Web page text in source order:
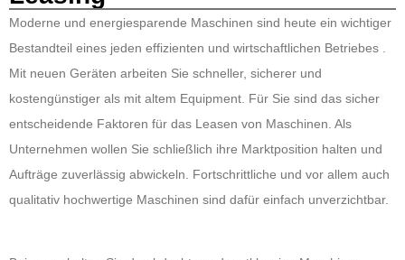
Moderne und energiesparende Maschinen sind heute ein wichtiger
Bestandteil eines jeden effizienten und wirtschaftlichen Betriebes .
Mit neuen Geräten arbeiten Sie schneller, sicherer und
kostengünstiger als mit altem Equipment. Für Sie sind das sicher
entscheidende Faktoren für das Leasen von Maschinen. Als
Unternehmen wollen Sie schließlich ihre Marktposition halten und
Aufträge zuverlässig abwickeln. Fortschrittliche und vor allem auch
qualitativ hochwertige Maschinen sind dafür einfach unverzichtbar.